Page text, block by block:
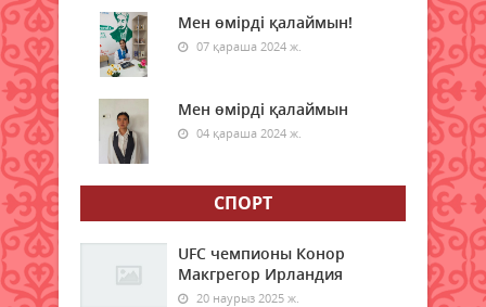
06 тамыз 2026 ж. 52
Синоптиктер Қазақстанның екі
нашарлауы мүмкін екенін
ескертті
06 тамыз 2026 ж.
Қазақстандықтар тамызда ең
тамашалай алады
06 тамыз 2026 ж. 52
Мен өмірді қалаймын!
07 қараша 2024 ж.
Мен өмірді қалаймын
04 қараша 2024 ж.
СПОРТ
UFC чемпионы Конор
Макгрегор Ирландия
20 наурыз 2025 ж.